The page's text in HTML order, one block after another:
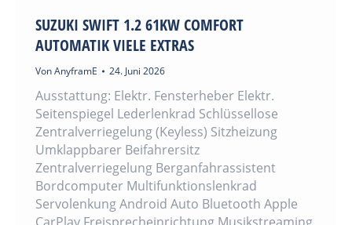
SUZUKI SWIFT 1.2 61KW COMFORT
AUTOMATIK VIELE EXTRAS
VonAnyframE 24. Juni 2026
Ausstattung: Elektr. Fensterheber Elektr.
Seitenspiegel Lederlenkrad Schlüssellose
Zentralverriegelung (Keyless) Sitzheizung
Umklappbarer Beifahrersitz
Zentralverriegelung Berganfahrassistent
Bordcomputer Multifunktionslenkrad
Servolenkung Android Auto Bluetooth Apple